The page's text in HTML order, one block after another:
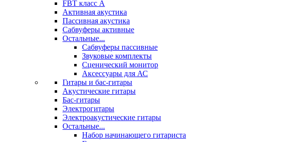
FBT класс А
Активная акустика
Пассивная акустика
Сабвуферы активные
Остальные...
Сабвуферы пассивные
Звуковые комплекты
Сценический монитор
Аксессуары для АС
Гитары и бас-гитары
Акустические гитары
Бас-гитары
Электрогитары
Электроакустические гитары
Остальные...
Набор начинающего гитариста